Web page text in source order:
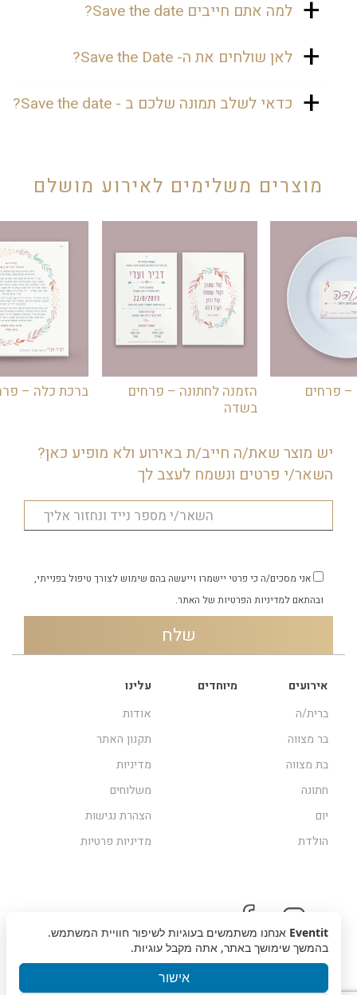
למה אתם חייבים Save the date?
את האורחים שלכם לקראת האירוע
לשלוח לאורחים את התאריך, כדי
מגניב, טרנדי ומכניס לאווירה.
לאן שולחים את ה- Save the Date?
לווצאפ או למייל וגם מעלים לפייסבוק
ולאינסטוש. מכיוון שמדובר בטיזר לאירוע,
כדאי לשלב תמונה שלכם ב - Save the date?
מוצרים משלימים לאירוע מושלם
– פרחים
הזמנה לחתונה – פרחים
בשדה
ברכת כלה –
יש מוצר שאת/ה חייב/ת באירוע ולא מופיע כאן?
השאר/י פרטים ונשמח לעצב לך
אני מסכים/ה כי פרטי יישמרו וייעשה בהם שימוש לצורך טיפול בפנייתי,
ובהתאם למדיניות הפרטיות של האתר.
אירועים
ברית/ה
בר מצווה
בת מצווה
חתונה
יום
הולדת
מיוחדים
עלינו
אודות
תקנון האתר
מדיניות
משלוחים
הצהרת נגישות
מדיניות פרטיות
Eventit אנחנו משתמשים בעוגיות לשיפור חוויית המשתמש.
בהמשך שימושך באתר, אתה מקבל עוגיות.
אישור